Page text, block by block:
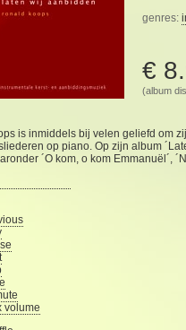
genres:
€
(album
is inmiddels bij velen geliefd om
op piano. Op zijn album
´O kom, o kom Emmanuël´,
volume